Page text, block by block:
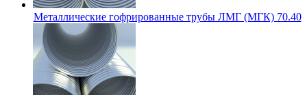
Металлические гофрированные трубы ЛМГ (МГК) 70.40